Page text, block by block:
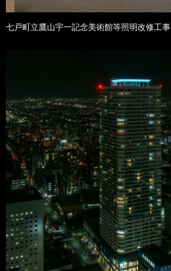
七戸町立鷹山宇一記念美術館等照明改修工事